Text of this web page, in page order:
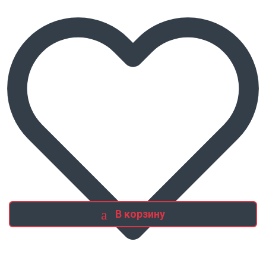
В корзину